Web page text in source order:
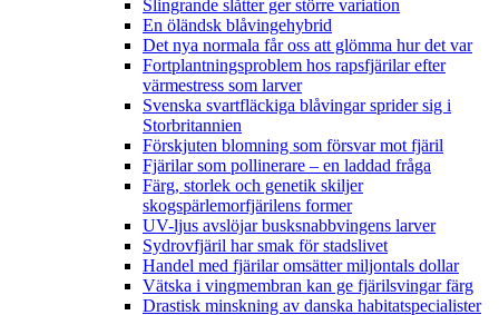
Slingrande slåtter ger större variation
En öländsk blåvingehybrid
Det nya normala får oss att glömma hur det var
Fortplantningsproblem hos rapsfjärilar efter
värmestress som larver
Svenska svartfläckiga blåvingar sprider sig i
Storbritannien
Förskjuten blomning som försvar mot fjäril
Fjärilar som pollinerare – en laddad fråga
Färg, storlek och genetik skiljer
skogspärlemorfjärilens former
UV-ljus avslöjar busksnabbvingens larver
Sydrovfjäril har smak för stadslivet
Handel med fjärilar omsätter miljontals dollar
Vätska i vingmembran kan ge fjärilsvingar färg
Drastisk minskning av danska habitatspecialister